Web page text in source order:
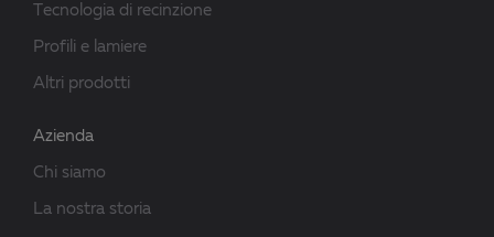
Tecnologia di recinzione
Profili e lamiere
Altri prodotti
Azienda
Chi siamo
La nostra storia